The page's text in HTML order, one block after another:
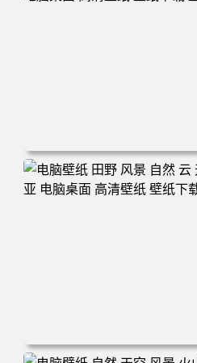
电脑壁纸 风景 村庄 丘陵 山脉
面 高清壁纸 壁纸下载 壁纸大全
电脑壁纸 田野 风景 自然 云 天